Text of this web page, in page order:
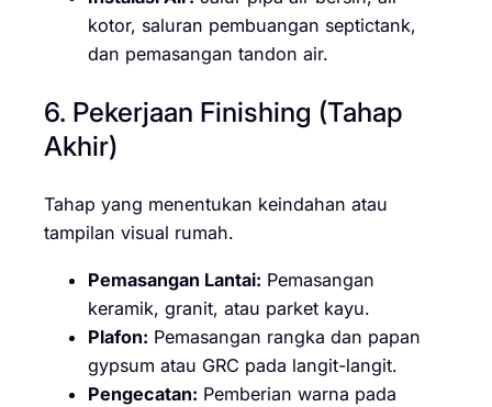
kotor, saluran pembuangan septictank,
dan pemasangan tandon air.
6. Pekerjaan Finishing (Tahap
Akhir)
Tahap yang menentukan keindahan atau
tampilan visual rumah.
Pemasangan Lantai: Pemasangan
keramik, granit, atau parket kayu.
Plafon: Pemasangan rangka dan papan
gypsum atau GRC pada langit-langit.
Pengecatan: Pemberian warna pada